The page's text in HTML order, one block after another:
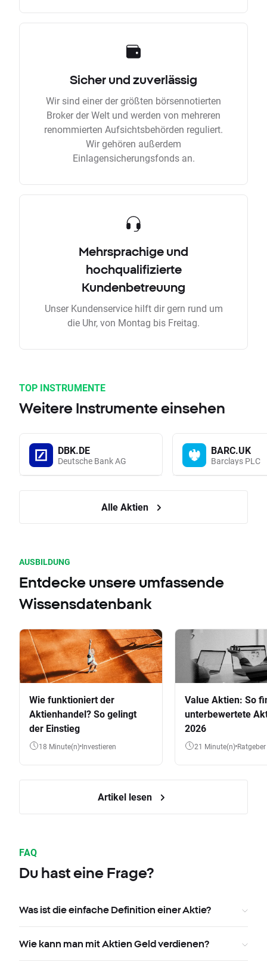
Sicher und zuverlässig
Wir sind einer der größten börsennotierten
Broker der Welt und werden von mehreren
renommierten Aufsichtsbehörden reguliert.
Wir gehören außerdem
Einlagensicherungsfonds an.
Mehrsprachige und
hochqualifizierte
Kundenbetreuung
Unser Kundenservice hilft dir gern rund um
die Uhr, von Montag bis Freitag.
TOP INSTRUMENTE
Weitere Instrumente einsehen
DBK.DE
Deutsche Bank AG
BARC.UK
Barclays PLC
Alle Aktien
AUSBILDUNG
Entdecke unsere umfassende
Wissensdatenbank
Wie funktioniert der
Aktienhandel? So gelingt
der Einstieg
18 Minute(n) Investieren
Value Aktien: So
unterbewertete
2026
21 Minute(n) Ratgeber
Artikel lesen
FAQ
Du hast eine Frage?
Was ist die einfache Definition einer Aktie?
Wie kann man mit Aktien Geld verdienen?